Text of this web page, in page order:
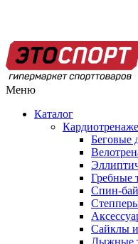
Меню
Каталог
Беговые
Гребные
Спин-
Сайклы
Лыжные